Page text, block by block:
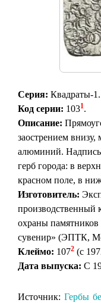
Серия: Квадраты-1.
Код серии: 1031.
Описание:
заострением
алюминий.
герб города: в
красном поле, в
Изготовитель:
производственный
охраны памятников
сувенир» (ЭПТК,
Клеймо: 1072 (с
Дата выпуска: C
Источник: Гербы